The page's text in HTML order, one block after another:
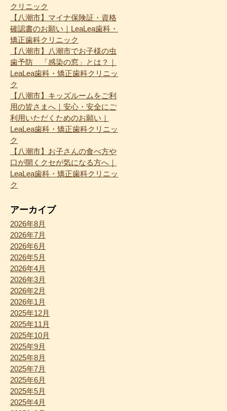
クリニック
【八潮市】マイナ保険証・資格
確認書のお願い｜LeaLea歯科・
矯正歯科クリニック
【八潮市】八潮市でお子様の虫
歯予防 「感染の窓」とは？｜
LeaLea歯科・矯正歯科クリニッ
ク
【八潮市】キッズルームをご利
用の皆さまへ｜安心・安全にご
利用いただくためのお願い｜
LeaLea歯科・矯正歯科クリニッ
ク
【八潮市】お子さんの食べ方や
口が開くクセが気になる方へ｜
LeaLea歯科・矯正歯科クリニッ
ク
アーカイブ
2026年8月
2026年7月
2026年6月
2026年5月
2026年4月
2026年3月
2026年2月
2026年1月
2025年12月
2025年11月
2025年10月
2025年9月
2025年8月
2025年7月
2025年6月
2025年5月
2025年4月